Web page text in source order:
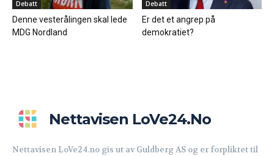
Debatt
Denne vesterålingen skal lede
MDG Nordland
Debatt
Er det et angrep på
demokratiet?
Nettavisen LoVe24.no
Nettavisen LoVe24.no gis ut av Guldberg AS og er forpliktet til